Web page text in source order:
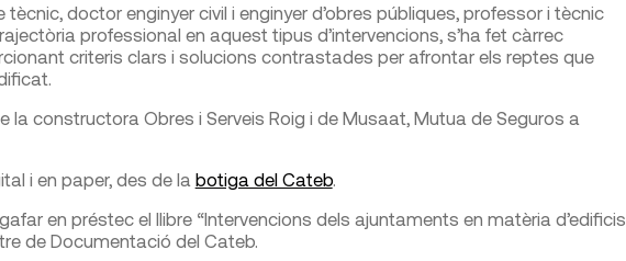
tècnic, doctor enginyer civil i enginyer d’obres públiques, professor i tècnic
professional en aquest tipus d’intervencions, s’ha fet càrrec
criteris clars i solucions contrastades per afrontar els reptes que
la constructora Obres i Serveis Roig i de Musaat, Mutua de Seguros a
i en paper, des de la botiga del Cateb.
en préstec el llibre “Intervencions dels ajuntaments en matèria d’edificis
de Documentació del Cateb.